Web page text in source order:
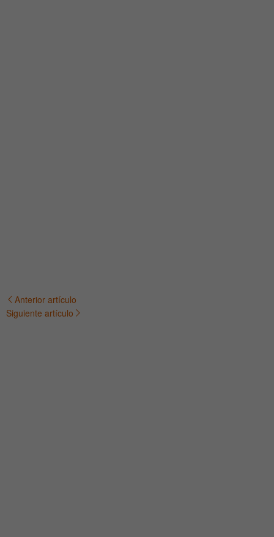
Navegación
Anterior artículo
Siguiente artículo